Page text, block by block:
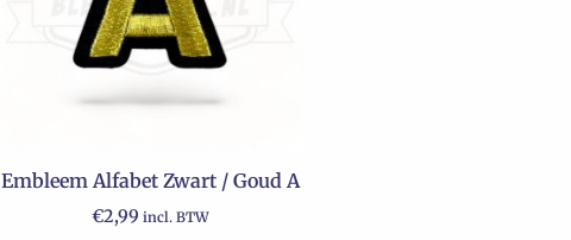
Embleem Alfabet Zwart / Goud A
€2,99 incl. BTW